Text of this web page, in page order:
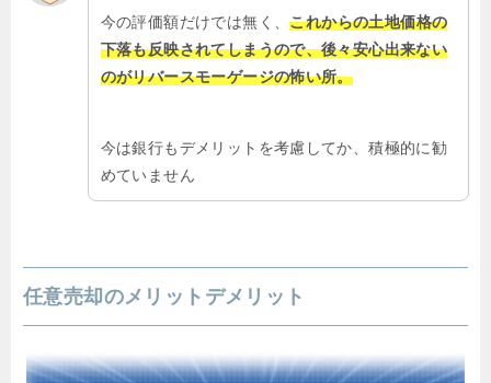
今の評価額だけでは無く、これからの土地価格の
下落も反映されてしまうので、後々安心出来ない
のがリバースモーゲージの怖い所。
今は銀行もデメリットを考慮してか、積極的に勧
めていません
任意売却のメリットデメリット